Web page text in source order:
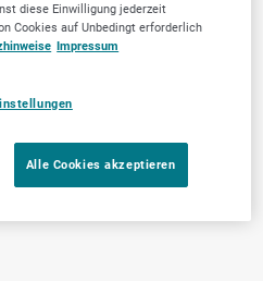
diese Einwilligung jederzeit
Cookies auf Unbedingt erforderlich
Impressum
Alle Cookies akzeptieren